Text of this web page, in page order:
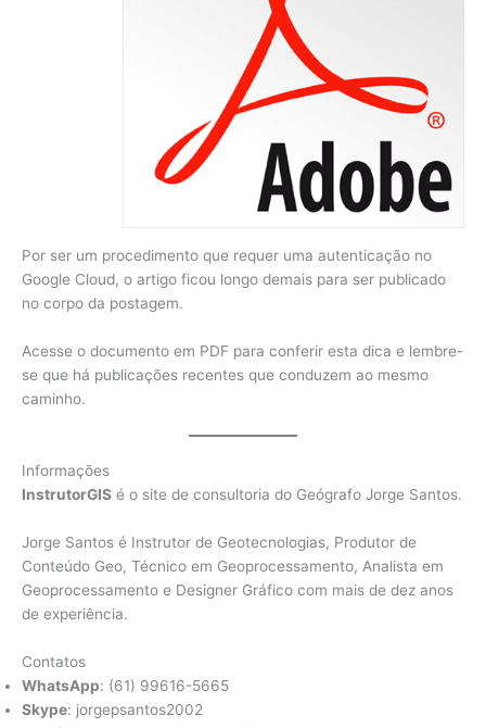
Por ser um procedimento que requer uma autenticação no
Google Cloud, o artigo ficou longo demais para ser publicado
no corpo da postagem.
Acesse o documento em PDF para conferir esta dica e lembre-
se que há publicações recentes que conduzem ao mesmo
caminho.
Informações
InstrutorGIS é o site de consultoria do Geógrafo Jorge Santos.
Jorge Santos é Instrutor de Geotecnologias, Produtor de
Conteúdo Geo, Técnico em Geoprocessamento, Analista em
Geoprocessamento e Designer Gráfico com mais de dez anos
de experiência.
Contatos
WhatsApp: (61) 99616-5665
Skype: jorgepsantos2002